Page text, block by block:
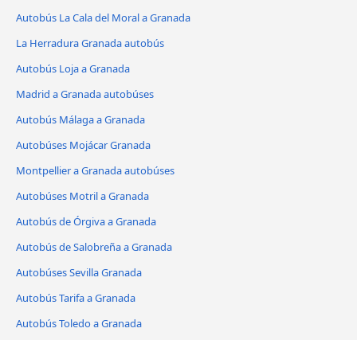
Autobús La Cala del Moral a Granada
La Herradura Granada autobús
Autobús Loja a Granada
Madrid a Granada autobúses
Autobús Málaga a Granada
Autobúses Mojácar Granada
Montpellier a Granada autobúses
Autobúses Motril a Granada
Autobús de Órgiva a Granada
Autobús de Salobreña a Granada
Autobúses Sevilla Granada
Autobús Tarifa a Granada
Autobús Toledo a Granada